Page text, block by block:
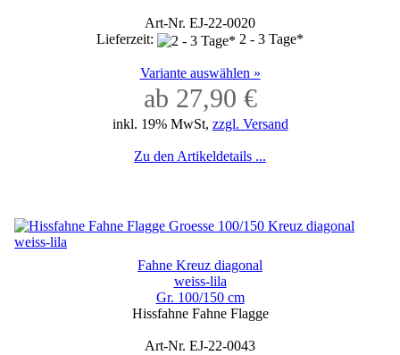
Art-Nr. EJ-22-0020
Lieferzeit:
2 - 3 Tage*
Variante auswählen »
ab 27,90 €
inkl. 19% MwSt, zzgl. Versand
Zu den Artikeldetails ...
Fahne Kreuz diagonal
weiss-lila
Gr. 100/150 cm
Hissfahne Fahne Flagge
Art-Nr. EJ-22-0043